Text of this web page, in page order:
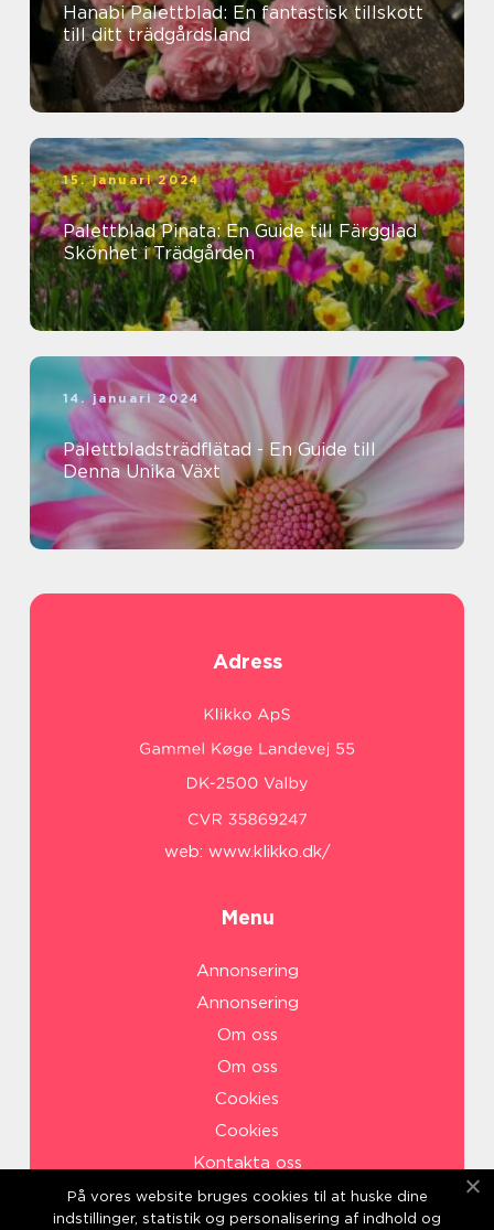
Hanabi Palettblad: En fantastisk tillskott
till ditt trädgårdsland
15. januari 2024
Palettblad Pinata: En Guide till Färgglad
Skönhet i Trädgården
14. januari 2024
Palettbladsträdflätad - En Guide till
Denna Unika Växt
Adress
web: www.klikko.dk/
Menu
Annonsering
Annonsering
Om oss
Om oss
Cookies
Cookies
Kontakta oss
Kontakta oss
På vores website bruges cookies til at huske dine
indstillinger, statistik og personalisering af indhold og